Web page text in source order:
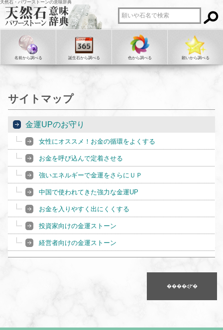
天然石・パワーストーンの意味辞典
名前から調べる 誕生石から調べる 色から調べる 願いから調べる
サイトマップ
金運UPのお守り
女性にオススメ！お金の循環をよくする
お金を呼び込んで定着させる
強いエネルギーで金運をさらにＵＰ
中国で使われてきた強力な金運UP
お金を入りやすく出にくくする
投資家向けの金運ストーン
経営者向けの金運ストーン
����ɖ߂�